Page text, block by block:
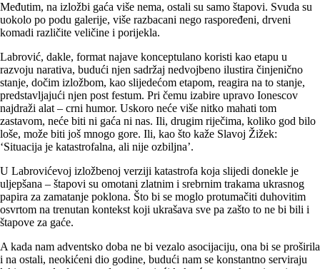
Međutim, na izložbi gaća više nema, ostali su samo štapovi. Svuda su
uokolo po podu galerije, više razbacani nego raspoređeni, drveni
komadi različite veličine i porijekla.
Labrović, dakle, format najave konceptulano koristi kao etapu u
razvoju narativa, budući njen sadržaj nedvojbeno ilustira činjenično
stanje, dočim izložbom, kao slijedećom etapom, reagira na to stanje,
predstavljajući njen post festum. Pri čemu izabire upravo Ionescov
najdraži alat – crni humor. Uskoro neće više nitko mahati tom
zastavom, neće biti ni gaća ni nas. Ili, drugim riječima, koliko god bilo
loše, može biti još mnogo gore. Ili, kao što kaže Slavoj Žižek:
‘Situacija je katastrofalna, ali nije ozbiljna’.
U Labrovićevoj izložbenoj verziji katastrofa koja slijedi donekle je
uljepšana – štapovi su omotani zlatnim i srebrnim trakama ukrasnog
papira za zamatanje poklona. Što bi se moglo protumačiti duhovitim
osvrtom na trenutan kontekst koji ukrašava sve pa zašto to ne bi bili i
štapove za gaće.
A kada nam adventsko doba ne bi vezalo asocijaciju, ona bi se proširila
i na ostali, neokićeni dio godine, budući nam se konstantno serviraju